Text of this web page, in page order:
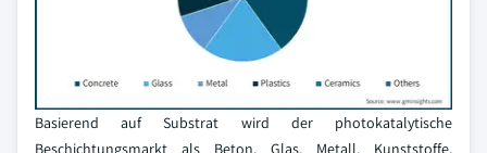
Basierend auf Substrat wird der photokatalytische
Beschichtungsmarkt als Beton, Glas, Metall, Kunststoffe,